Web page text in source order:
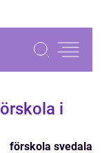
i
förskola svedala